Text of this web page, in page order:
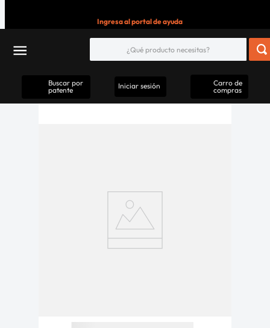
Ingresa al portal de ayuda
Buscar por
patente
Iniciar sesión
Carro de
compras